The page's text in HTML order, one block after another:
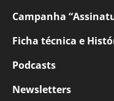
Campanha
Ficha técnica e
Podcasts
Newsletters